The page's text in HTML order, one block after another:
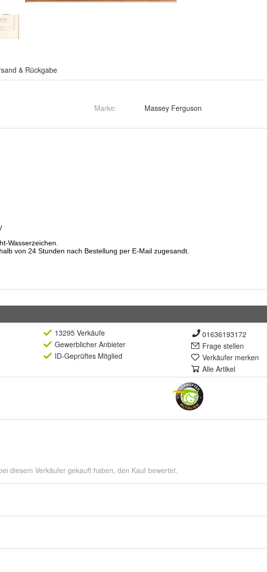
& Rückgabe
Marke: Massey Ferguson
13295 Verkäufe
Gewerblicher Anbieter
ID-Geprüftes Mitglied
01636193172
Frage stellen
Verkäufer merken
Alle Artikel
diesem Verkäufer gekauft haben, den Kauf bewertet.